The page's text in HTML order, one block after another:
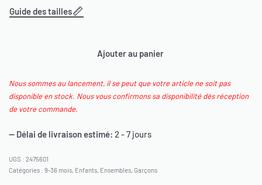
Guide des tailles
Ajouter au panier
Nous sommes au lancement, il se peut que votre article ne soit pas
disponible en stock. Nous vous confirmons sa disponibilité dès réception
de votre commande.
— Délai de livraison estimé: 2 - 7 jours
2475601
Catégories : 9-36 mois Enfants Ensembles Garçons